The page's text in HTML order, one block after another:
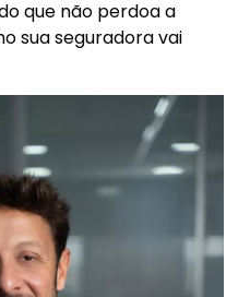
que não perdoa a
sua seguradora vai